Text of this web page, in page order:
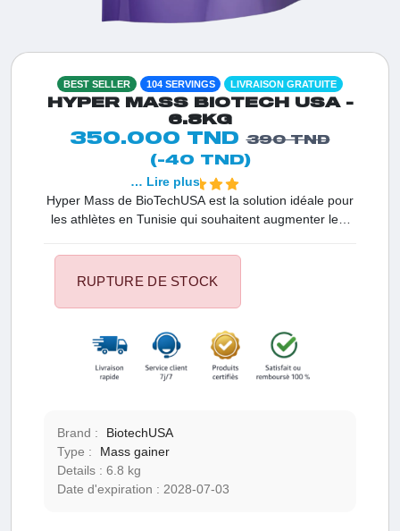
BEST SELLER 104 SERVINGS LIVRAISON GRATUITE
HYPER MASS BIOTECH USA -
6.8KG
350.000 TND 390 TND
(-40 TND)
Hyper Mass de BioTechUSA est la solution idéale pour
les athlètes en Tunisie qui souhaitent augmenter leur
haute qualité se distingue par sa composition
équilibrée : la TriCarbo Matrix assure une énergie
Caséine, Isolat) nourrit vos fibres musculaires en
continu. Enrichi en créatine pour la puissance et en
fibres pour une digestion parfaite, Hyper Mass garantit
une performance maximale et une croissance
… Lire plus
RUPTURE DE STOCK
Brand :
BiotechUSA
Type :
Mass gainer
Details :
6.8 kg
Date d'expiration : 2028-07-03